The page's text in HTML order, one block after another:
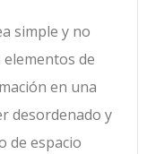
simple y no
de
en una
desordenado y
de espacio